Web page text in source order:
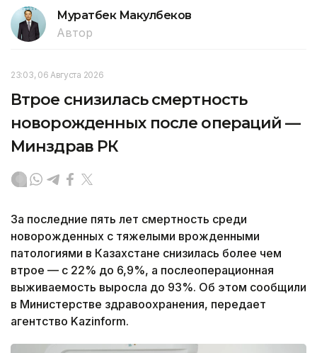
Муратбек Макулбеков
Автор
23:03, 06 Августа 2026
Втрое снизилась смертность
новорожденных после операций —
Минздрав РК
За последние пять лет смертность среди
новорожденных с тяжелыми врожденными
патологиями в Казахстане снизилась более чем
втрое — с 22% до 6,9%, а послеоперационная
выживаемость выросла до 93%. Об этом сообщили
в Министерстве здравоохранения, передает
агентство Kazinform.